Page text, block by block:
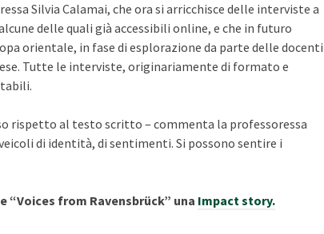
Silvia Calamai, che ora si arricchisce delle interviste a
delle quali già accessibili online, e che in futuro
orientale, in fase di esplorazione da parte delle docenti
Tutte le interviste, originariamente di formato e
rispetto al testo scritto – commenta la professoressa
di identità, di sentimenti. Si possono sentire i
from Ravensbrück” una Impact story.